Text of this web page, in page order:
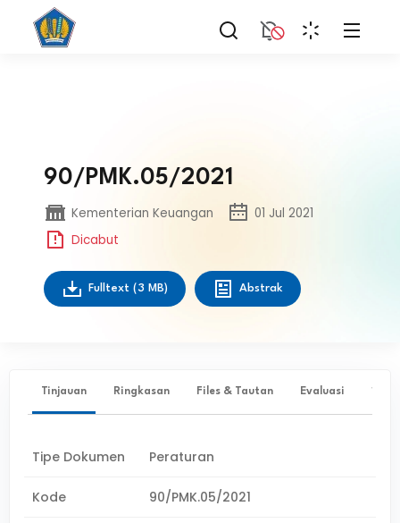
90/PMK.05/2021
Kementerian Keuangan
01 Jul 2021
Dicabut
Fulltext (3 MB) Abstrak
Tinjauan Ringkasan Files & Tautan Evaluasi ✨
Tipe Dokumen Peraturan
Kode 90/PMK.05/2021